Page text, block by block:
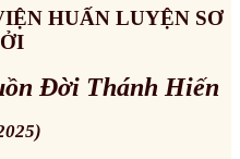
HUẤN LUYỆN SƠ
Đời Thánh Hiến